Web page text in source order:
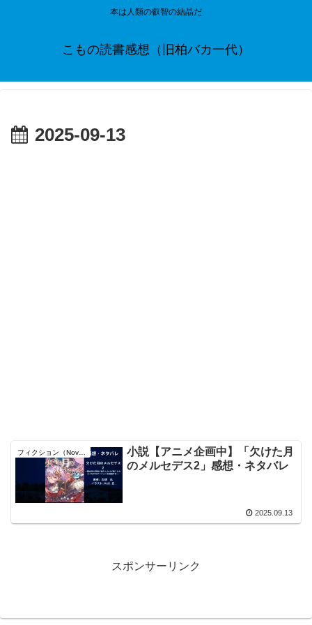
本は人類の叡智の結晶だ
こもの読書感想（旧柏バカ一代）
2025-09-13
フィクション（Novel）
小説【アニメ企画中】「欠けた月
のメルセデス2」感想・ネタバレ
2025.09.13
スポンサーリンク